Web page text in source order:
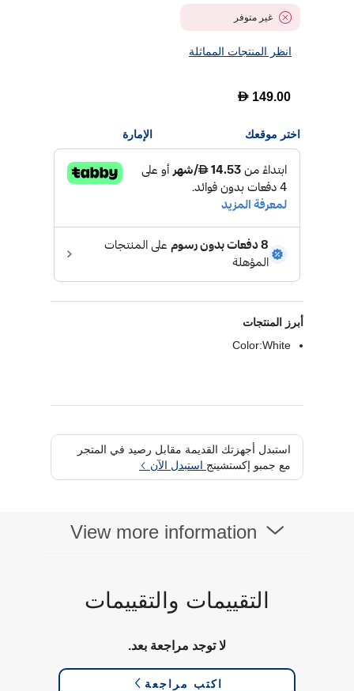
غير متوفر
انظر المنتجات المماثلة
D 149.00
اختر موقعك الإمارة
أبرز المنتجات
Color:White
استبدل أجهزتك القديمة مقابل رصيد في المتجر
مع جمبو إكستشينج استبدل الآن
View more information
التقييمات والتقييمات
لا توجد مراجعة بعد.
اكتب مراجعة